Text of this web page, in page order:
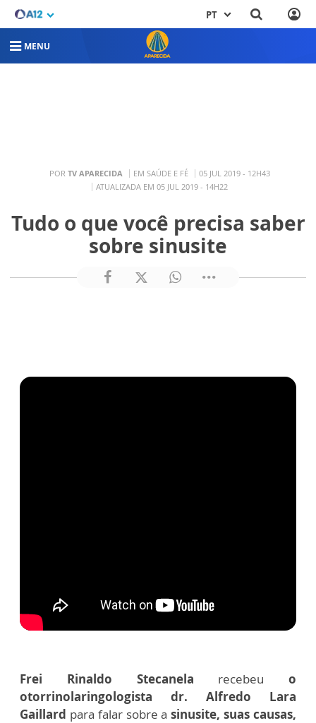
PT
MENU
POR TV APARECIDA EM SAÚDE E FÉ
05 JUL 2019 - 12H43
ATUALIZADA EM 05 JUL 2019 - 14H22
Tudo o que você precisa saber
sobre sinusite
Frei Rinaldo Stecanela recebeu o
otorrinolaringologista dr. Alfredo Lara
Gaillard para falar sobre asinusite, suas causas,